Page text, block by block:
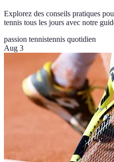
Explorez des conseils pratiques
tennis tous les jours avec notre
passion tennistennis quotidien
Aug 3